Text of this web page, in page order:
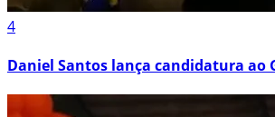
4
Daniel Santos lança candidatura ao